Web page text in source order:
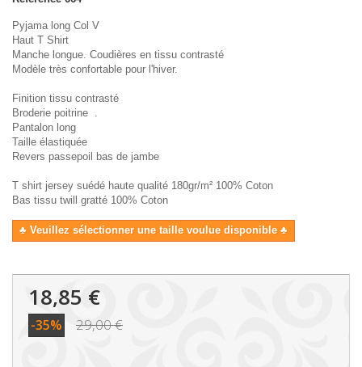
Pyjama long Col V
Haut T Shirt
Manche longue. Coudières en tissu contrasté
Modèle très confortable pour l'hiver.
Finition tissu contrasté
Broderie poitrine .
Pantalon long
Taille élastiquée
Revers passepoil bas de jambe
T shirt jersey suédé haute qualité 180gr/m² 100% Coton
Bas tissu twill gratté 100% Coton
♣ Veuillez sélectionner une taille voulue disponible ♣
18,85 €
-35% 29,00 €